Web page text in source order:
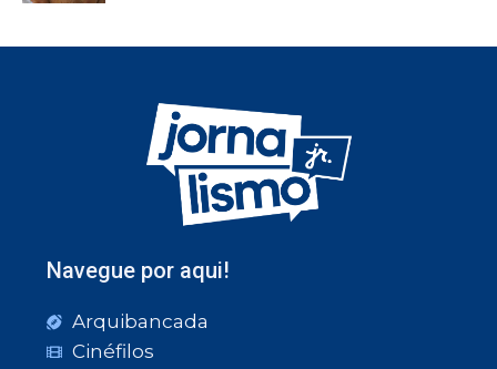
Navegue por aqui!
Arquibancada
Cinéfilos